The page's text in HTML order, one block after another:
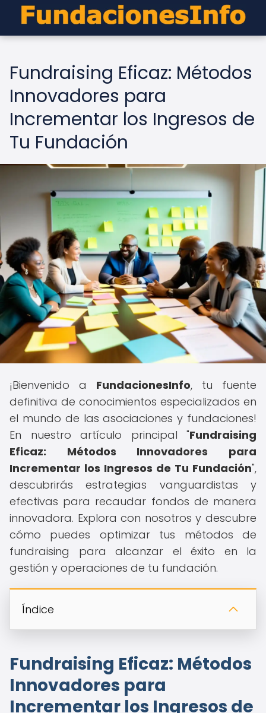
Fundraising Eficaz: Métodos
Innovadores para
Incrementar los Ingresos de
Tu Fundación
¡Bienvenido a FundacionesInfo, tu fuente
definitiva de conocimientos especializados en
el mundo de las asociaciones y fundaciones!
En nuestro artículo principal "Fundraising
Eficaz: Métodos Innovadores para
Incrementar los Ingresos de Tu Fundación",
descubrirás estrategias vanguardistas y
efectivas para recaudar fondos de manera
innovadora. Explora con nosotros y descubre
cómo puedes optimizar tus métodos de
fundraising para alcanzar el éxito en la
gestión y operaciones de tu fundación.
Índice
Fundraising Eficaz: Métodos
Innovadores para
Incrementar los Ingresos de